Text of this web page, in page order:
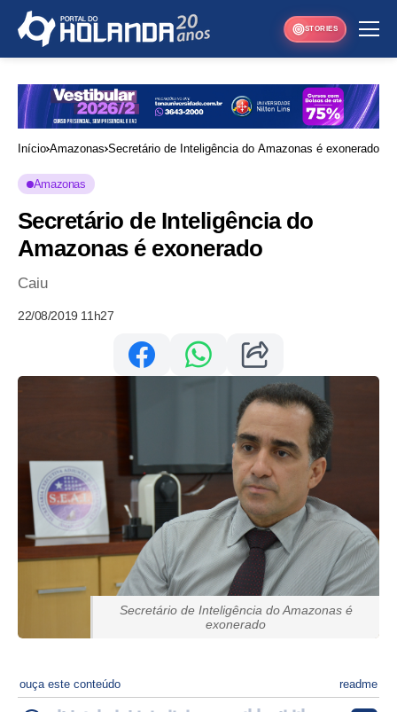
STORIES
Início Amazonas Secretário de Inteligência do Amazonas é exonerado
Amazonas
Secretário de Inteligência do
Amazonas é exonerado
Caiu
22/08/2019 11h27
Secretário de Inteligência do Amazonas é
exonerado
ouça este conteúdo readme